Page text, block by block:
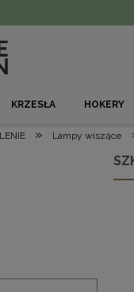
KRZESŁA HOKERY
» Lampy wiszące